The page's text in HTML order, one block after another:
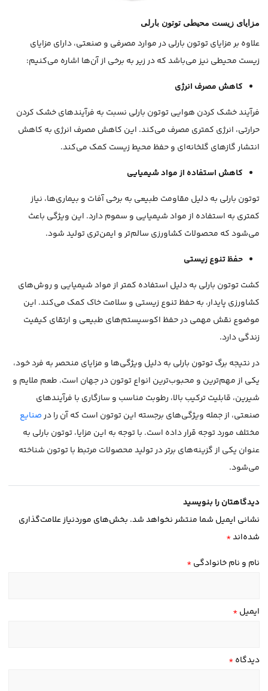
مزایای زیست محیطی توتون بارلی
علاوه بر مزایای توتون بارلی در موارد مصرفی و صنعتی، دارای مزایای
زیست محیطی نیز می‌باشد که در زیر به برخی از آن‌ها اشاره می‌کنیم:
کاهش مصرف انرژی
فرآیند خشک کردن هوایی توتون بارلی نسبت به فرآیندهای خشک کردن
حرارتی، انرژی کمتری مصرف می‌کند. این کاهش مصرف انرژی به کاهش
انتشار گازهای گلخانه‌ای و حفظ محیط زیست کمک می‌کند.
کاهش استفاده از مواد شیمیایی
توتون بارلی به دلیل مقاومت طبیعی به برخی آفات و بیماری‌ها، نیاز
کمتری به استفاده از مواد شیمیایی و سموم دارد. این ویژگی باعث
می‌شود که محصولات کشاورزی سالم‌تر و ایمن‌تری تولید شود.
حفظ تنوع زیستی
کشت توتون بارلی به دلیل استفاده کمتر از مواد شیمیایی و روش‌های
کشاورزی پایدار، به حفظ تنوع زیستی و سلامت خاک کمک می‌کند. این
موضوع نقش مهمی در حفظ اکوسیستم‌های طبیعی و ارتقای کیفیت
زندگی دارد.
در نتیجه برگ توتون بارلی به دلیل ویژگی‌ها و مزایای منحصر به فرد خود،
یکی از مهم‌ترین و محبوب‌ترین انواع توتون در جهان است. طعم ملایم و
شیرین، قابلیت ترکیب بالا، رطوبت مناسب و سازگاری با فرآیندهای
صنعتی، از جمله ویژگی‌های برجسته این توتون است که آن را درصنایع
مختلف مورد توجه قرار داده است. با توجه به این مزایا، توتون بارلی به
عنوان یکی از گزینه‌های برتر در تولید محصولات مرتبط با توتون شناخته
می‌شود.
دیدگاهتان را بنویسید
نشانی ایمیل شما منتشر نخواهد شد. بخش‌های موردنیاز علامت‌گذاری
شده‌اند*
نام و نام خانوادگی*
ایمیل*
دیدگاه*